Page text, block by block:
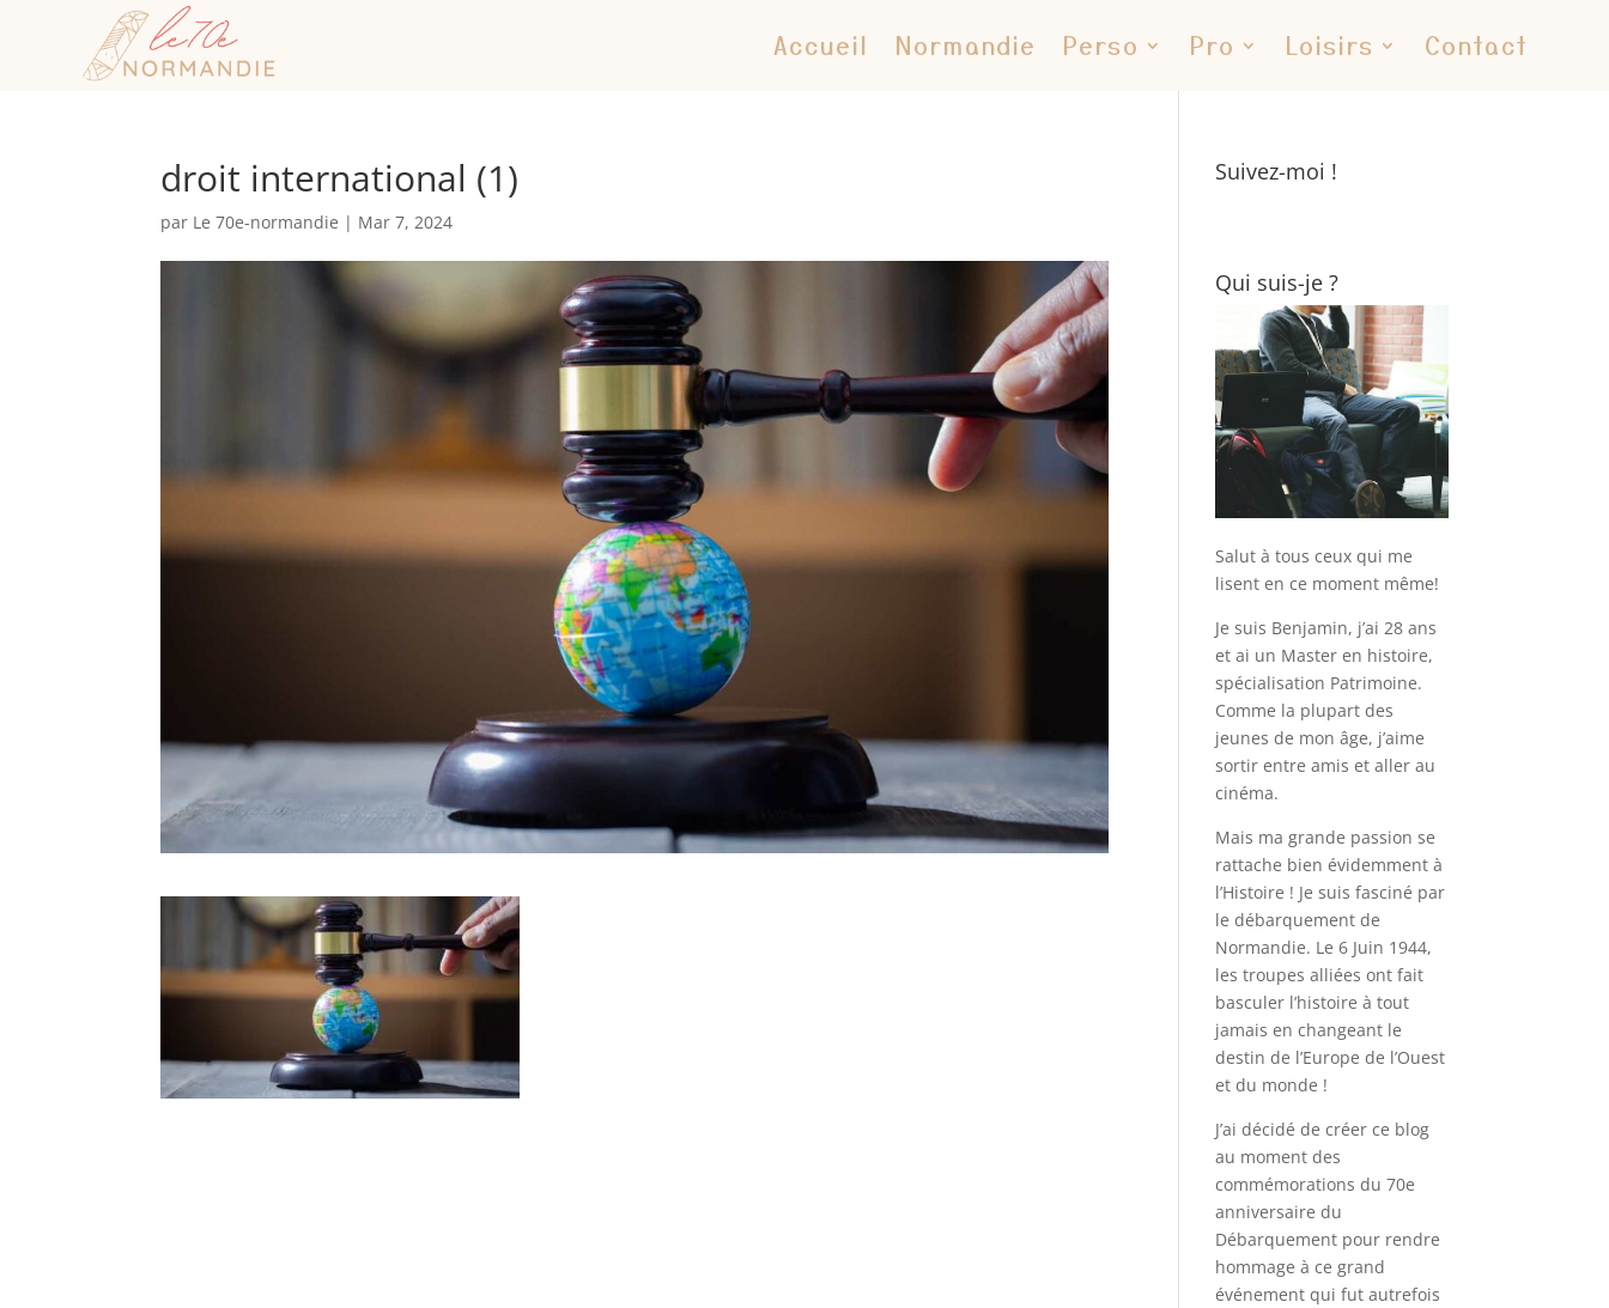
Accueil Normandie Perso Pro Loisirs Contact
droit international (1)
par Le 70e-normandie | Mar 7, 2024
Suivez-moi !
Qui suis-je ?
Salut à tous ceux qui me
lisent en ce moment même!
Je suis Benjamin, j’ai 28 ans
et ai un Master en histoire,
spécialisation Patrimoine.
Comme la plupart des
jeunes de mon âge, j’aime
sortir entre amis et aller au
cinéma.
Mais ma grande passion se
rattache bien évidemment à
l’Histoire ! Je suis fasciné par
le débarquement de
Normandie. Le 6 Juin 1944,
les troupes alliées ont fait
basculer l’histoire à tout
jamais en changeant le
destin de l’Europe de l’Ouest
et du monde !
J’ai décidé de créer ce blog
au moment des
commémorations du 70e
anniversaire du
Débarquement pour rendre
hommage à ce grand
événement qui fut autrefois